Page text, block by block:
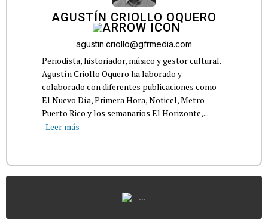
AGUSTÍN CRIOLLO OQUERO
agustin.criollo@gfrmedia.com
Periodista, historiador, músico y gestor cultural.
Agustín Criollo Oquero ha laborado y
colaborado con diferentes publicaciones como
El Nuevo Día, Primera Hora, Noticel, Metro
Puerto Rico y los semanarios El Horizonte,...
Leer más
...